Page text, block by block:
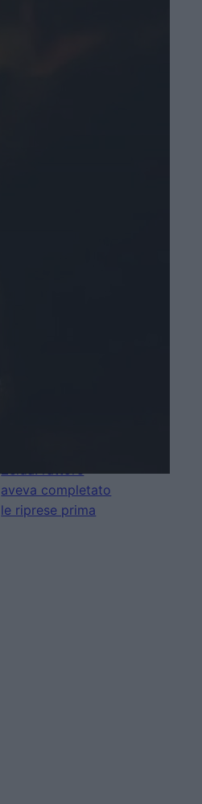
Zelda: l’attore
aveva completato
le riprese prima